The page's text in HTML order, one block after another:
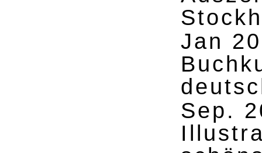
Jan
Sep.